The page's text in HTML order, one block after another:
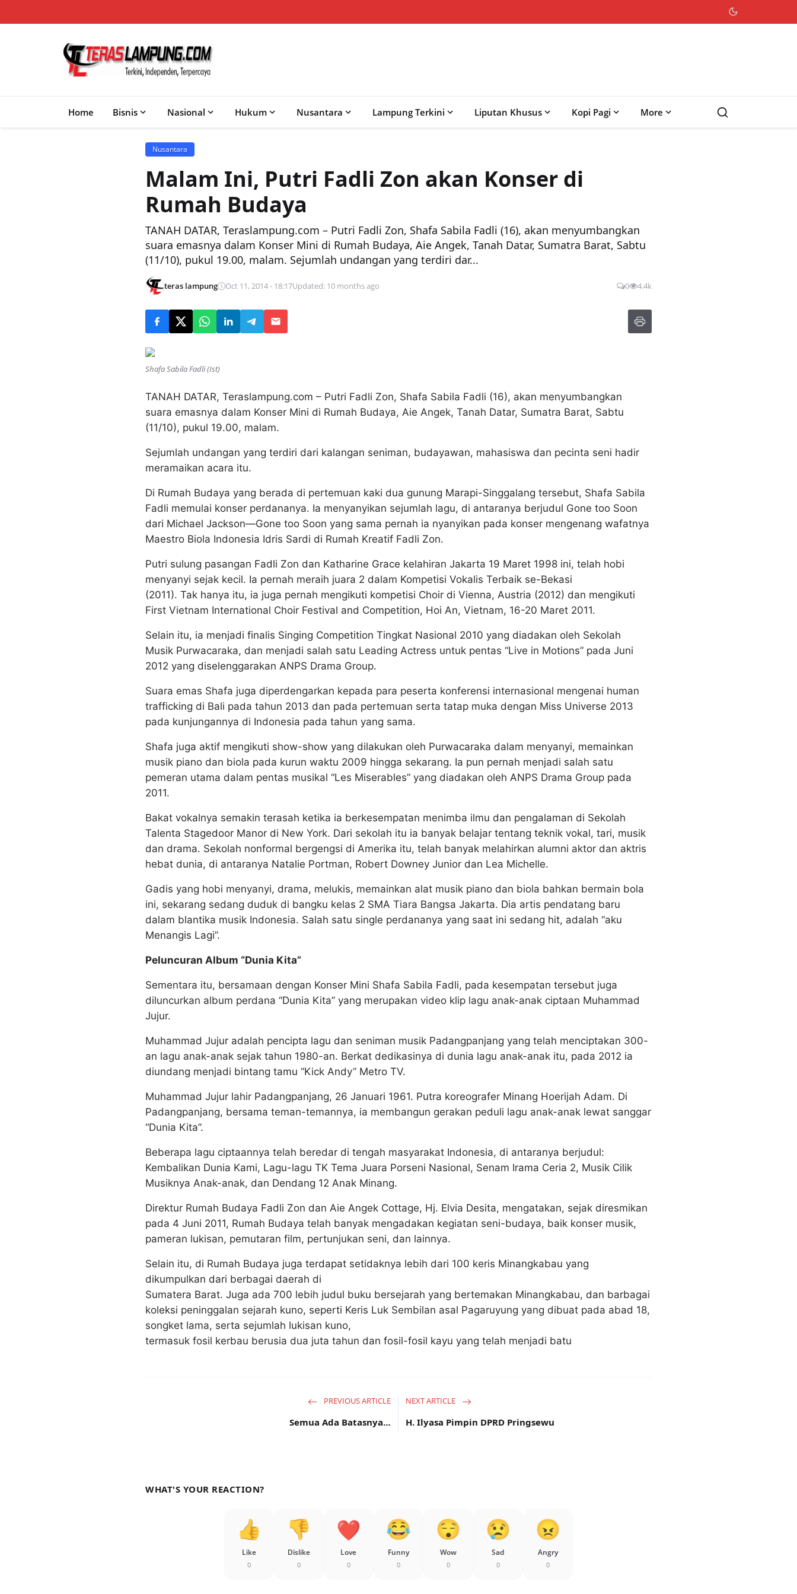
Home Bisnis Nasional Hukum Nusantara Lampung Terkini Liputan Khusus Kopi Pagi More
Nusantara
Malam Ini, Putri Fadli Zon akan Konser di
Rumah Budaya
TANAH DATAR, Teraslampung.com – Putri Fadli Zon, Shafa Sabila Fadli (16), akan menyumbangkan
suara emasnya dalam Konser Mini di Rumah Budaya, Aie Angek, Tanah Datar, Sumatra Barat, Sabtu
(11/10), pukul 19.00, malam. Sejumlah undangan yang terdiri dar...
teras lampung Oct 11, 2014 - 18:17Updated: 10 months ago 0 4.4k
Shafa Sabila Fadli (Ist)
TANAH DATAR, Teraslampung.com – Putri Fadli Zon, Shafa Sabila Fadli (16), akan menyumbangkan
suara emasnya dalam Konser Mini di Rumah Budaya, Aie Angek, Tanah Datar, Sumatra Barat, Sabtu
(11/10), pukul 19.00, malam.
Sejumlah undangan yang terdiri dari kalangan seniman, budayawan, mahasiswa dan pecinta seni hadir
meramaikan acara itu.
Di Rumah Budaya yang berada di pertemuan kaki dua gunung Marapi-Singgalang tersebut, Shafa Sabila
Fadli memulai konser perdananya. Ia menyanyikan sejumlah lagu, di antaranya berjudul Gone too Soon
dari Michael Jackson—Gone too Soon yang sama pernah ia nyanyikan pada konser mengenang wafatnya
Maestro Biola Indonesia Idris Sardi di Rumah Kreatif Fadli Zon.
Putri sulung pasangan Fadli Zon dan Katharine Grace kelahiran Jakarta 19 Maret 1998 ini, telah hobi
menyanyi sejak kecil. Ia pernah meraih juara 2 dalam Kompetisi Vokalis Terbaik se-Bekasi
(2011). Tak hanya itu, ia juga pernah mengikuti kompetisi Choir di Vienna, Austria (2012) dan mengikuti
First Vietnam International Choir Festival and Competition, Hoi An, Vietnam, 16-20 Maret 2011.
Selain itu, ia menjadi finalis Singing Competition Tingkat Nasional 2010 yang diadakan oleh Sekolah
Musik Purwacaraka, dan menjadi salah satu Leading Actress untuk pentas “Live in Motions” pada Juni
2012 yang diselenggarakan ANPS Drama Group.
Suara emas Shafa juga diperdengarkan kepada para peserta konferensi internasional mengenai human
trafficking di Bali pada tahun 2013 dan pada pertemuan serta tatap muka dengan Miss Universe 2013
pada kunjungannya di Indonesia pada tahun yang sama.
Shafa juga aktif mengikuti show-show yang dilakukan oleh Purwacaraka dalam menyanyi, memainkan
musik piano dan biola pada kurun waktu 2009 hingga sekarang. Ia pun pernah menjadi salah satu
pemeran utama dalam pentas musikal “Les Miserables” yang diadakan oleh ANPS Drama Group pada
2011.
Bakat vokalnya semakin terasah ketika ia berkesempatan menimba ilmu dan pengalaman di Sekolah
Talenta Stagedoor Manor di New York. Dari sekolah itu ia banyak belajar tentang teknik vokal, tari, musik
dan drama. Sekolah nonformal bergengsi di Amerika itu, telah banyak melahirkan alumni aktor dan aktris
hebat dunia, di antaranya Natalie Portman, Robert Downey Junior dan Lea Michelle.
Gadis yang hobi menyanyi, drama, melukis, memainkan alat musik piano dan biola bahkan bermain bola
ini, sekarang sedang duduk di bangku kelas 2 SMA Tiara Bangsa Jakarta. Dia artis pendatang baru
dalam blantika musik Indonesia. Salah satu single perdananya yang saat ini sedang hit, adalah “aku
Menangis Lagi”.
Peluncuran Album “Dunia Kita”
Sementara itu, bersamaan dengan Konser Mini Shafa Sabila Fadli, pada kesempatan tersebut juga
diluncurkan album perdana “Dunia Kita” yang merupakan video klip lagu anak-anak ciptaan Muhammad
Jujur.
Muhammad Jujur adalah pencipta lagu dan seniman musik Padangpanjang yang telah menciptakan 300-
an lagu anak-anak sejak tahun 1980-an. Berkat dedikasinya di dunia lagu anak-anak itu, pada 2012 ia
diundang menjadi bintang tamu “Kick Andy” Metro TV.
Muhammad Jujur lahir Padangpanjang, 26 Januari 1961. Putra koreografer Minang Hoerijah Adam. Di
Padangpanjang, bersama teman-temannya, ia membangun gerakan peduli lagu anak-anak lewat sanggar
“Dunia Kita”.
Beberapa lagu ciptaannya telah beredar di tengah masyarakat Indonesia, di antaranya berjudul:
Kembalikan Dunia Kami, Lagu-lagu TK Tema Juara Porseni Nasional, Senam Irama Ceria 2, Musik Cilik
Musiknya Anak-anak, dan Dendang 12 Anak Minang.
Direktur Rumah Budaya Fadli Zon dan Aie Angek Cottage, Hj. Elvia Desita, mengatakan, sejak diresmikan
pada 4 Juni 2011, Rumah Budaya telah banyak mengadakan kegiatan seni-budaya, baik konser musik,
pameran lukisan, pemutaran film, pertunjukan seni, dan lainnya.
Selain itu, di Rumah Budaya juga terdapat setidaknya lebih dari 100 keris Minangkabau yang
dikumpulkan dari berbagai daerah di
Sumatera Barat. Juga ada 700 lebih judul buku bersejarah yang bertemakan Minangkabau, dan barbagai
koleksi peninggalan sejarah kuno, seperti Keris Luk Sembilan asal Pagaruyung yang dibuat pada abad 18,
songket lama, serta sejumlah lukisan kuno,
termasuk fosil kerbau berusia dua juta tahun dan fosil-fosil kayu yang telah menjadi batu
PREVIOUS ARTICLE
Semua Ada Batasnya…
NEXT ARTICLE
H. Ilyasa Pimpin DPRD Pringsewu
WHAT'S YOUR REACTION?
Like
0
Dislike
0
Love
0
Funny
0
Wow
0
Sad
0
Angry
0